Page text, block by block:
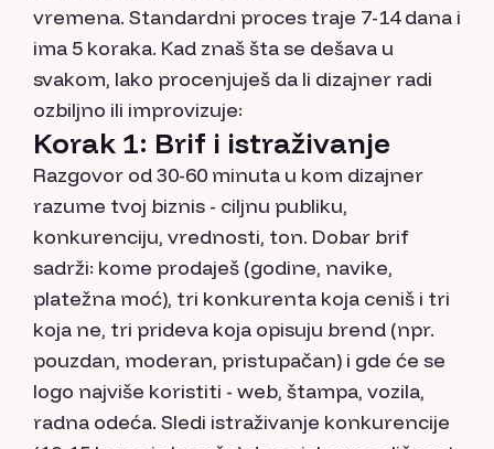
vremena. Standardni proces traje 7-14 dana i
ima 5 koraka. Kad znaš šta se dešava u
svakom, lako procenjuješ da li dizajner radi
ozbiljno ili improvizuje:
Korak 1: Brif i istraživanje
Razgovor od 30-60 minuta u kom dizajner
razume tvoj biznis - ciljnu publiku,
konkurenciju, vrednosti, ton. Dobar brif
sadrži: kome prodaješ (godine, navike,
platežna moć), tri konkurenta koja ceniš i tri
koja ne, tri prideva koja opisuju brend (npr.
pouzdan, moderan, pristupačan) i gde će se
logo najviše koristiti - web, štampa, vozila,
radna odeća. Sledi istraživanje konkurencije